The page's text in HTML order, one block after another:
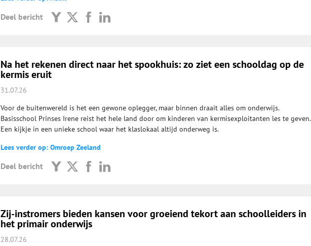
Deel bericht
Na het rekenen direct naar het spookhuis: zo ziet een schooldag op de
kermis eruit
31.07.26
Voor de buitenwereld is het een gewone oplegger, maar binnen draait alles om onderwijs.
Basisschool Prinses Irene reist het hele land door om kinderen van kermisexploitanten les te geven.
Een kijkje in een unieke school waar het klaslokaal altijd onderweg is.
Lees verder op: Omroep Zeeland
Deel bericht
Zij-instromers bieden kansen voor groeiend tekort aan schoolleiders in
het primair onderwijs
28.07.26